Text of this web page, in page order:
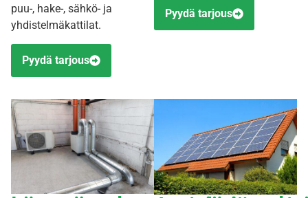
puu-, hake-, sähkö- ja
yhdistelmäkattilat.
Pyydä tarjous
Pyydä tarjous